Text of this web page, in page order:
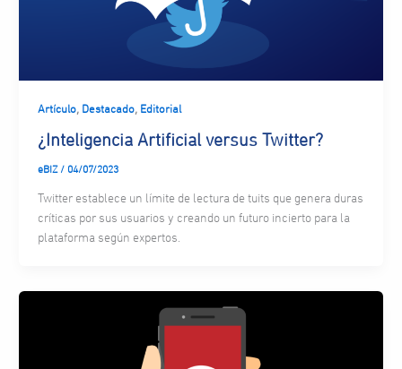
Artículo, Destacado, Editorial
¿Inteligencia Artificial versus Twitter?
eBIZ / 04/07/2023
Twitter establece un límite de lectura de tuits que genera duras
críticas por sus usuarios y creando un futuro incierto para la
plataforma según expertos.